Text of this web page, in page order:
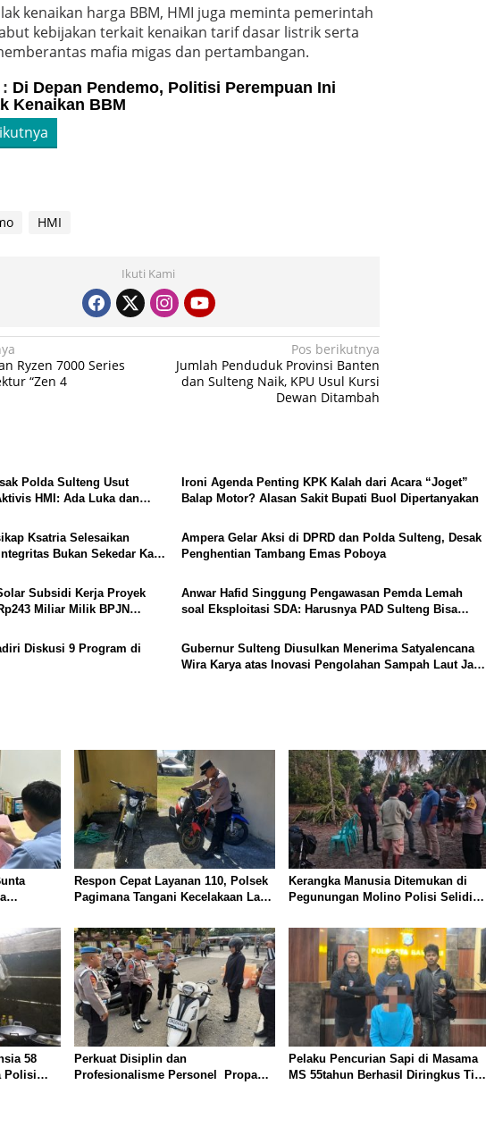
kenaikan harga BBM, HMI juga meminta pemerintah
kebijakan terkait kenaikan tarif dasar listrik serta
mafia migas dan pertambangan.
Di Depan Pendemo, Politisi Perempuan Ini
Kenaikan BBM
HMI
Ikuti Kami
Ryzen 7000 Series
“Zen 4
Pos berikutnya
Jumlah Penduduk Provinsi Banten
dan Sulteng Naik, KPU Usul Kursi
Dewan Ditambah
Polda Sulteng Usut
HMI: Ada Luka dan
Ironi Agenda Penting KPK Kalah dari Acara “Joget”
Balap Motor? Alasan Sakit Bupati Buol Dipertanyakan
Ksatria Selesaikan
Bukan Sekedar Kata-
Ampera Gelar Aksi di DPRD dan Polda Sulteng, Desak
Penghentian Tambang Emas Poboya
Subsidi Kerja Proyek
Miliar Milik BPJN
Anwar Hafid Singgung Pengawasan Pemda Lemah
soal Eksploitasi SDA: Harusnya PAD Sulteng Bisa
Diskusi 9 Program di
Gubernur Sulteng Diusulkan Menerima Satyalencana
Wira Karya atas Inovasi Pengolahan Sampah Laut Jadi
Respon Cepat Layanan 110, Polsek
Pagimana Tangani Kecelakaan Lalu
Kerangka Manusia Ditemukan di
Pegunungan Molino Polisi Selidiki
58
Polisi
Perkuat Disiplin dan
Profesionalisme Personel Propam
Pelaku Pencurian Sapi di Masama
MS 55tahun Berhasil Diringkus Tim